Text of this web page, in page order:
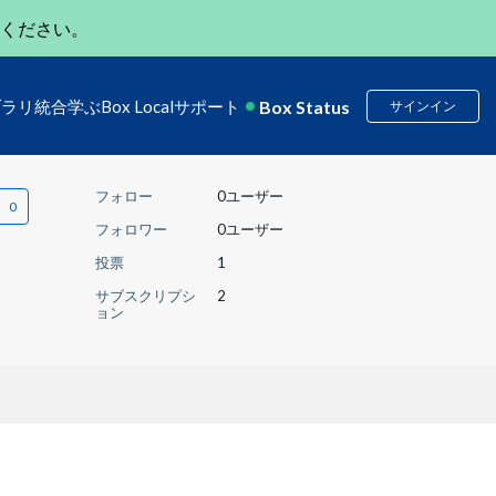
ださい。
リ 統合学ぶBox Localサポート Box Status サインイン
フォロー
0ユーザー
フォロワー
0ユーザー
投票
1
サブスクリプシ
ョン
2